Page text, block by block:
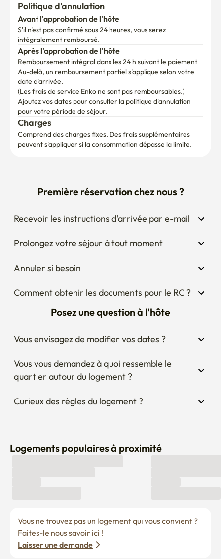
Politique d'annulation
Avant l'approbation de l'hôte
S'il n'est pas confirmé sous 24 heures, vous serez
intégralement remboursé.
Après l'approbation de l'hôte
Remboursement intégral dans les 24 h suivant le paiement
Au-delà, un remboursement partiel s'applique selon votre
date d'arrivée.
(Les frais de service Enko ne sont pas remboursables.)
Ajoutez vos dates pour consulter la politique d'annulation
pour votre période de séjour.
Charges
Comprend des charges fixes. Des frais supplémentaires
peuvent s'appliquer si la consommation dépasse la limite.
Première réservation chez nous ?
Recevoir les instructions d'arrivée par e-mail
Prolongez votre séjour à tout moment
Annuler si besoin
Comment obtenir les documents pour le RC ?
Posez une question à l'hôte
Vous envisagez de modifier vos dates ?
Vous vous demandez à quoi ressemble le
quartier autour du logement ?
Curieux des règles du logement ?
Logements populaires à proximité
Vous ne trouvez pas un logement qui vous convient ?
Faites-le nous savoir ici !
Laisser une demande